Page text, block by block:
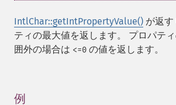
IntlChar::getIntPropertyValue() が返
ティの最大値を返します。 プロパテ
囲外の場合は <=0 の値を返します。
例